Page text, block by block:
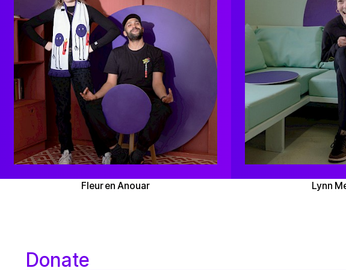
Fleur en Anouar Lynn
Donate